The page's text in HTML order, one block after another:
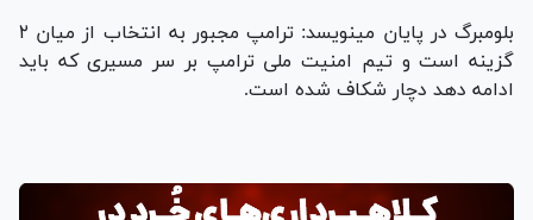
بلومبرگ در پایان می‎نویسد: ترامپ مجبور به انتخاب از میان ۲
گزینه است و تیم امنیت ملی ترامپ بر سر مسیری که باید
ادامه دهد دچار شکاف شده است.